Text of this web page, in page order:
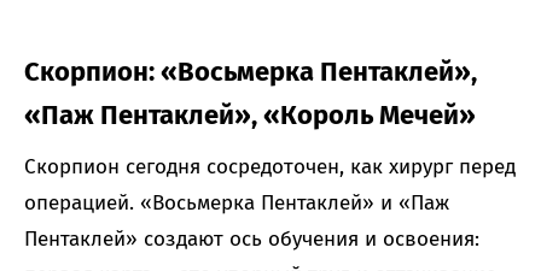
Скорпион: «Восьмерка Пентаклей»,
«Паж Пентаклей», «Король Мечей»
Скорпион сегодня сосредоточен, как хирург перед
операцией. «Восьмерка Пентаклей» и «Паж
Пентаклей» создают ось обучения и освоения: